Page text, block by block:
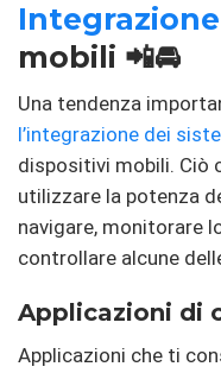
Integrazione
mobili 📲🚘
Una tendenza
l’integrazione dei
dispositivi mobili. Ciò
utilizzare la potenza
navigare, monitorare
controllare alcune
Applicazioni di
Applicazioni che ti